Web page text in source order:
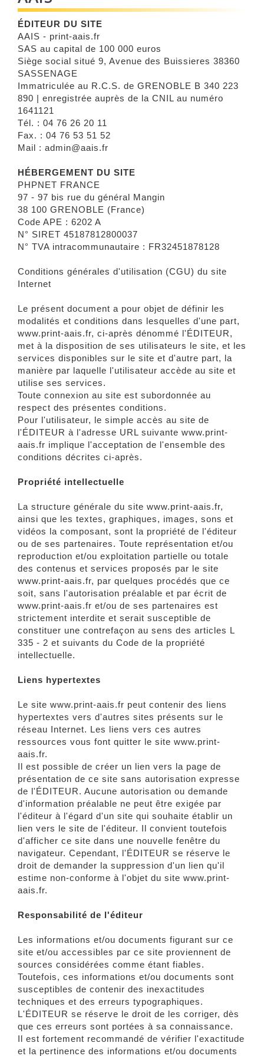
ÉDITEUR DU SITE
AAIS - print-aais.fr
SAS au capital de 100 000 euros
Siège social situé 9, Avenue des Buissieres 38360
SASSENAGE
Immatriculée au R.C.S. de GRENOBLE B 340 223
890 | enregistrée auprès de la CNIL au numéro
1641121
Tél. : 04 76 26 20 11
Fax. : 04 76 53 51 52
Mail : admin@aais.fr
HÉBERGEMENT DU SITE
PHPNET FRANCE
97 - 97 bis rue du général Mangin
38 100 GRENOBLE (France)
Code APE : 6202 A
N° SIRET 45187812800037
N° TVA intracommunautaire : FR32451878128
Conditions générales d'utilisation (CGU) du site
Internet
Le présent document a pour objet de définir les
modalités et conditions dans lesquelles d'une part,
www.print-aais.fr, ci-après dénommé l'ÉDITEUR,
met à la disposition de ses utilisateurs le site, et les
services disponibles sur le site et d'autre part, la
manière par laquelle l'utilisateur accède au site et
utilise ses services.
Toute connexion au site est subordonnée au
respect des présentes conditions.
Pour l'utilisateur, le simple accès au site de
l'ÉDITEUR à l'adresse URL suivante www.print-
aais.fr implique l'acceptation de l'ensemble des
conditions décrites ci-après.
Propriété intellectuelle
La structure générale du site www.print-aais.fr,
ainsi que les textes, graphiques, images, sons et
vidéos la composant, sont la propriété de l'éditeur
ou de ses partenaires. Toute représentation et/ou
reproduction et/ou exploitation partielle ou totale
des contenus et services proposés par le site
www.print-aais.fr, par quelques procédés que ce
soit, sans l'autorisation préalable et par écrit de
www.print-aais.fr et/ou de ses partenaires est
strictement interdite et serait susceptible de
constituer une contrefaçon au sens des articles L
335 - 2 et suivants du Code de la propriété
intellectuelle.
Liens hypertextes
Le site www.print-aais.fr peut contenir des liens
hypertextes vers d'autres sites présents sur le
réseau Internet. Les liens vers ces autres
ressources vous font quitter le site www.print-
aais.fr.
Il est possible de créer un lien vers la page de
présentation de ce site sans autorisation expresse
de l'ÉDITEUR. Aucune autorisation ou demande
d'information préalable ne peut être exigée par
l'éditeur à l'égard d'un site qui souhaite établir un
lien vers le site de l'éditeur. Il convient toutefois
d'afficher ce site dans une nouvelle fenêtre du
navigateur. Cependant, l'ÉDITEUR se réserve le
droit de demander la suppression d'un lien qu'il
estime non-conforme à l'objet du site www.print-
aais.fr.
Responsabilité de l'éditeur
Les informations et/ou documents figurant sur ce
site et/ou accessibles par ce site proviennent de
sources considérées comme étant fiables.
Toutefois, ces informations et/ou documents sont
susceptibles de contenir des inexactitudes
techniques et des erreurs typographiques.
L'ÉDITEUR se réserve le droit de les corriger, dès
que ces erreurs sont portées à sa connaissance.
Il est fortement recommandé de vérifier l'exactitude
et la pertinence des informations et/ou documents